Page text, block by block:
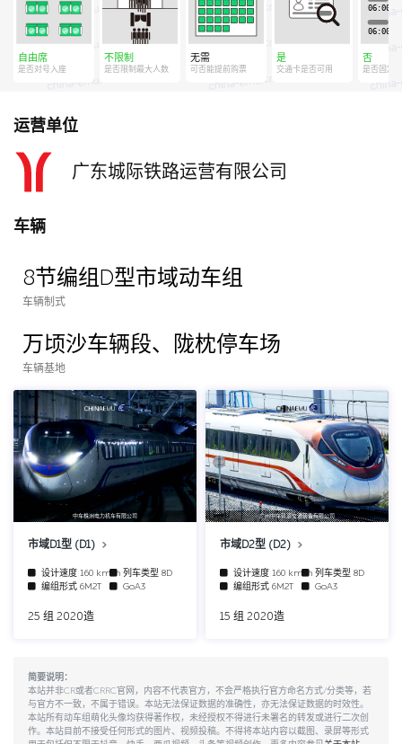
自由席
是否对号入座
不限制
是否限制最大人数
无需
可否能提前购票
是
交通卡是否可用
否
是否固定
运营单位
广东城际铁路运营有限公司
车辆
8节编组D型市域动车组
车辆制式
万顷沙车辆段、陇枕停车场
车辆基地
中车株洲电力机车有限公司
市域D1型 (D1)
设计速度 160 km/h列车类型 8D
编组形式 6M2T GoA3
25 组 2020造
广州中车轨道交通装备有限公司
市域D2型 (D2)
设计速度 160 km/h列车类型 8D
编组形式 6M2T GoA3
15 组 2020造
简要说明：
本站并非CR或者CRRC官网，内容不代表官方，不会严格执行官方命名方式/分类等，若
与官方不一致，不属于错误。本站无法保证数据的准确性，亦无法保证数据的时效性。
本站所有动车组萌化头像均获得著作权，未经授权不得进行未署名的转发或进行二次创
作。本站目前不接受任何形式的图片、视频投稿。不得将本站内容以截图、录屏等形式